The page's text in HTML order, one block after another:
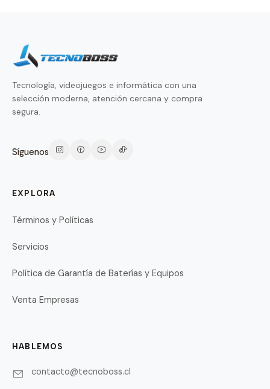
Tecnología, videojuegos e informática con una
selección moderna, atención cercana y compra
segura.
Síguenos
EXPLORA
Términos y Políticas
Servicios
Política de Garantía de Baterías y Equipos
Venta Empresas
HABLEMOS
contacto@tecnoboss.cl